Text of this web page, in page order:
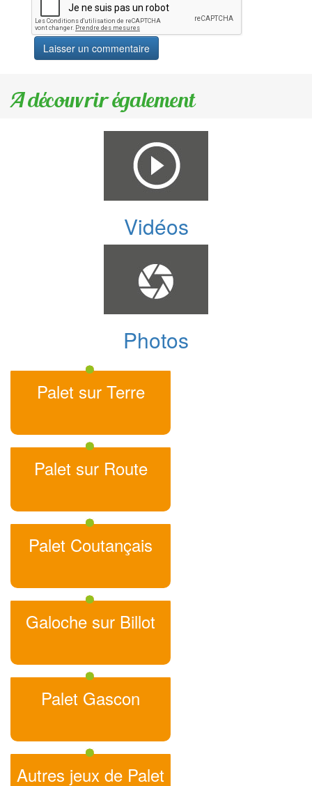
A découvrir également
Vidéos
Photos
Palet sur Terre
Palet sur Route
Palet Coutançais
Galoche sur Billot
Palet Gascon
Autres jeux de Palet